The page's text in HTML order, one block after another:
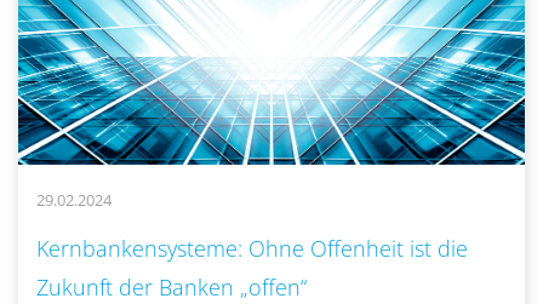
29.02.2024
Kernbankensysteme: Ohne Offenheit ist die
Zukunft der Banken „offen“